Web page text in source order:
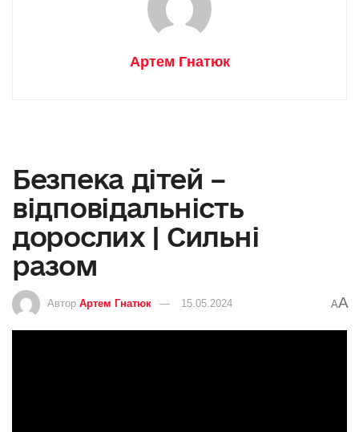
Артем Гнатюк
Безпека дітей –
відповідальність
дорослих | Сильні
разом
Автор Артем Гнатюк 15.05.2024 AA